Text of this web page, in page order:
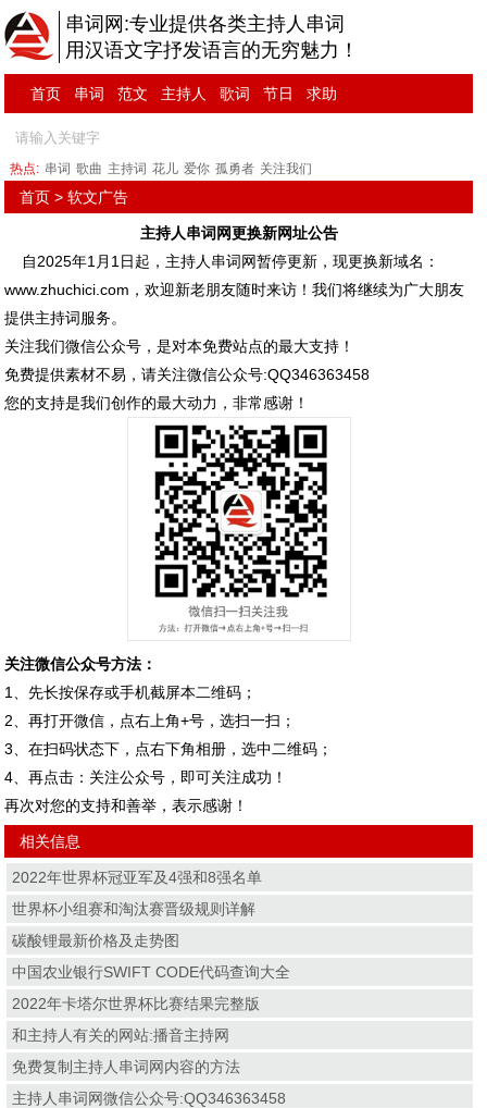
串词网:专业提供各类主持人串词
用汉语文字抒发语言的无穷魅力！
首页 串词 范文 主持人 歌词 节日 求助
热点: 串词 歌曲 主持词 花儿 爱你 孤勇者 关注我们
首页 >软文广告
主持人串词网更换新网址公告
自2025年1月1日起，主持人串词网暂停更新，现更换新域名：
www.zhuchici.com ，欢迎新老朋友随时来访！我们将继续为广大朋友
提供主持词服务。
关注我们微信公众号，是对本免费站点的最大支持！
免费提供素材不易，请关注微信公众号:QQ346363458
您的支持是我们创作的最大动力，非常感谢！
关注微信公众号方法：
1、先长按保存或手机截屏本二维码；
2、再打开微信，点右上角+号，选扫一扫；
3、在扫码状态下，点右下角相册，选中二维码；
4、再点击：关注公众号，即可关注成功！
再次对您的支持和善举，表示感谢！
相关信息
2022年世界杯冠亚军及4强和8强名单
世界杯小组赛和淘汰赛晋级规则详解
碳酸锂最新价格及走势图
中国农业银行SWIFT CODE代码查询大全
2022年卡塔尔世界杯比赛结果完整版
和主持人有关的网站:播音主持网
免费复制主持人串词网内容的方法
主持人串词网微信公众号:QQ346363458